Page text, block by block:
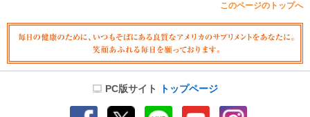
このページのトップへ
PC版サイト トップページ